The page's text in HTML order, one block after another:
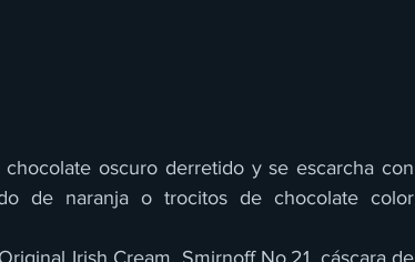
oscuro derretido y se escarcha con
de naranja o trocitos de chocolate color
Irish Cream, Smirnoff No.21, cáscara de